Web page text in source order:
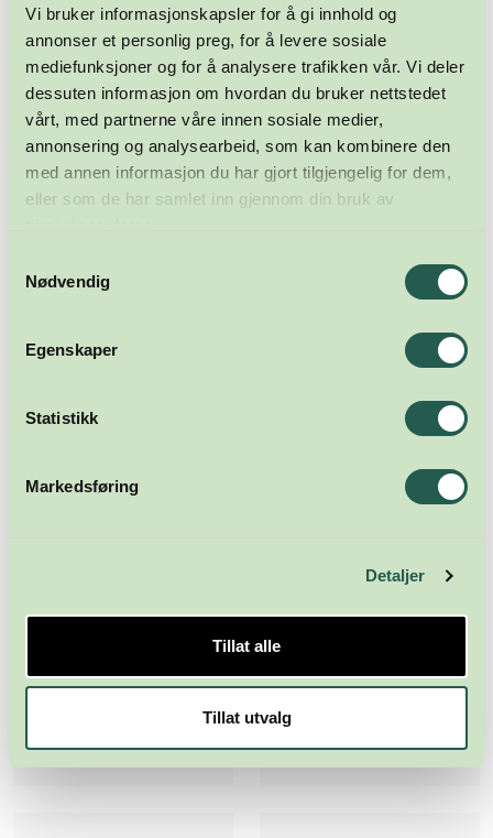
Vi bruker informasjonskapsler for å gi innhold og
annonser et personlig preg, for å levere sosiale
mediefunksjoner og for å analysere trafikken vår. Vi deler
dessuten informasjon om hvordan du bruker nettstedet
vårt, med partnerne våre innen sosiale medier,
annonsering og analysearbeid, som kan kombinere den
med annen informasjon du har gjort tilgjengelig for dem,
eller som de har samlet inn gjennom din bruk av
Nødvendig
Egenskaper
Statistikk
Markedsføring
Detaljer
Tillat alle
Tillat utvalg